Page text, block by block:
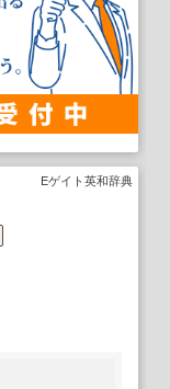
Eゲイト英和辞典